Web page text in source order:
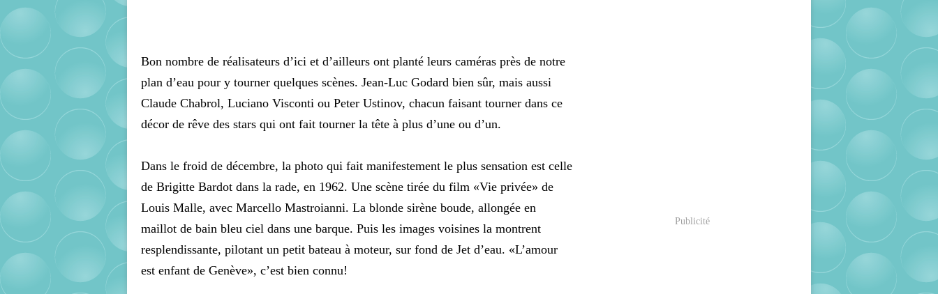
Bon nombre de réalisateurs d’ici et d’ailleurs ont planté leurs caméras près de notre
plan d’eau pour y tourner quelques scènes. Jean-Luc Godard bien sûr, mais aussi
Claude Chabrol, Luciano Visconti ou Peter Ustinov, chacun faisant tourner dans ce
décor de rêve des stars qui ont fait tourner la tête à plus d’une ou d’un.
Dans le froid de décembre, la photo qui fait manifestement le plus sensation est celle
de Brigitte Bardot dans la rade, en 1962. Une scène tirée du film «Vie privée» de
Louis Malle, avec Marcello Mastroianni. La blonde sirène boude, allongée en
maillot de bain bleu ciel dans une barque. Puis les images voisines la montrent
resplendissante, pilotant un petit bateau à moteur, sur fond de Jet d’eau. «L’amour
est enfant de Genève», c’est bien connu!
Publicité